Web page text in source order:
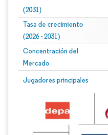
(2031)
Tasa de crecimiento
(2026 - 2031)
Concentración del
Mercado
Jugadores principales
Imagen © Mordor Intelligence. El